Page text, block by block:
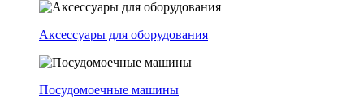
Аксессуары для оборудования
Посудомоечные машины